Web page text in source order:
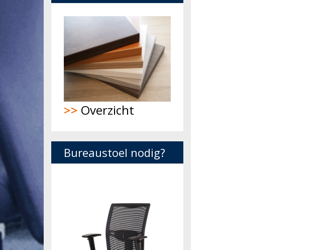
>> Overzicht
Bureaustoel nodig?